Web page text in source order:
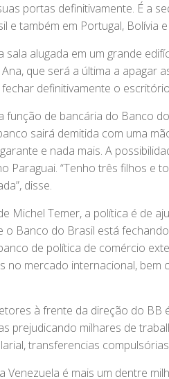
portas definitivamente. É a
e também em Portugal, Bolívia
sala alugada em um grande
que será a última a apagar
definitivamente o
função de bancária do Banco
sairá demitida com uma
e nada mais. A
Paraguai. “Tenho três filhos e
disse.
Michel Temer, a política é de
o Banco do Brasil está
de política de comércio
no mercado internacional,
à frente da direção do
prejudicando milhares de
transferencias
Venezuela é mais um dentre